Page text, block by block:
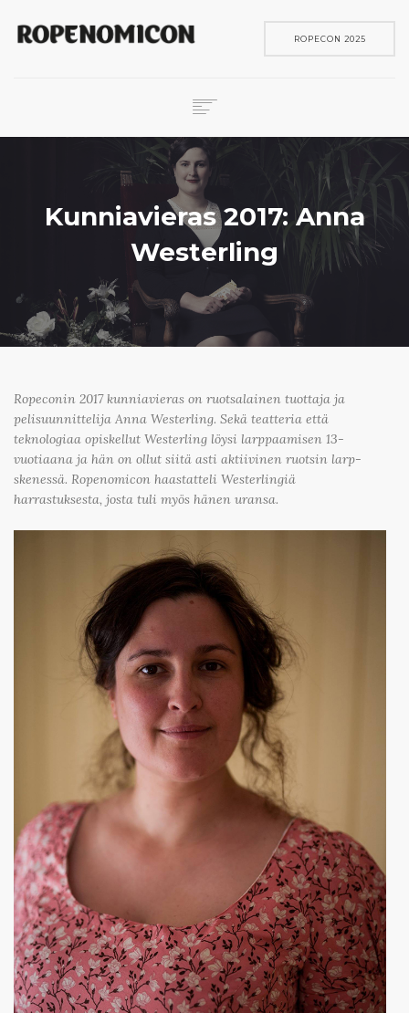
ROPECON 2025
IN ENGLISH
Kunniavieras 2017: Anna
Westerling
Ropeconin 2017 kunniavieras on ruotsalainen tuottaja ja
pelisuunnittelija Anna Westerling. Sekä teatteria että
teknologiaa opiskellut Westerling löysi larppaamisen 13-
vuotiaana ja hän on ollut siitä asti aktiivinen ruotsin larp-
skenessä. Ropenomicon haastatteli Westerlingiä
harrastuksesta, josta tuli myös hänen uransa.